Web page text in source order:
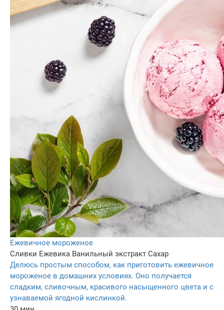
Ежевичное мороженое
Сливки Ежевика Ванильный экстракт Сахар
Делюсь простым способом, как приготовить ежевичное
мороженое в домашних условиях. Оно получается
сладким, сливочным, красивого насыщенного цвета и с
узнаваемой ягодной кислинкой.